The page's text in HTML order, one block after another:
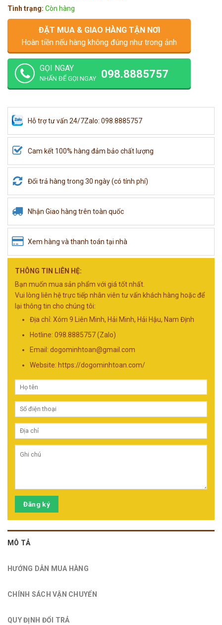
Tình trạng: Còn hàng
ĐẶT MUA & GIAO HÀNG TẬN NƠI
Hoàn tiền nếu hàng không đúng như trong ảnh
GỌI NGAY
NHẤN ĐỂ GỌI NGAY 098.8885757
Hỗ trợ tư vấn 24/7Zalo: 098.8885757
Cam kết 100% hàng đảm bảo chất lượng
Đổi trả hàng trong 30 ngày (có tính phí)
Nhận Giao hàng trên toàn quốc
Xem hàng và thanh toán tại nhà
THÔNG TIN LIÊN HỆ:
Bạn muốn mua sản phẩm với giá tốt nhất.
Vui lòng liên hệ trực tiếp nhân viên tư vấn khách hàng hoặc để
lại thông tin cho chúng tôi:
Địa chỉ: Xóm 9 Liên Minh, Hải Minh, Hải Hậu, Nam Định
Hotline: 098.8885757 (Zalo)
Email: dogominhtoan@gmail.com
Website: https://dogominhtoan.com/
Đăng ký
MÔ TẢ
HƯỚNG DẪN MUA HÀNG
CHÍNH SÁCH VẬN CHUYỂN
QUY ĐỊNH ĐỔI TRẢ